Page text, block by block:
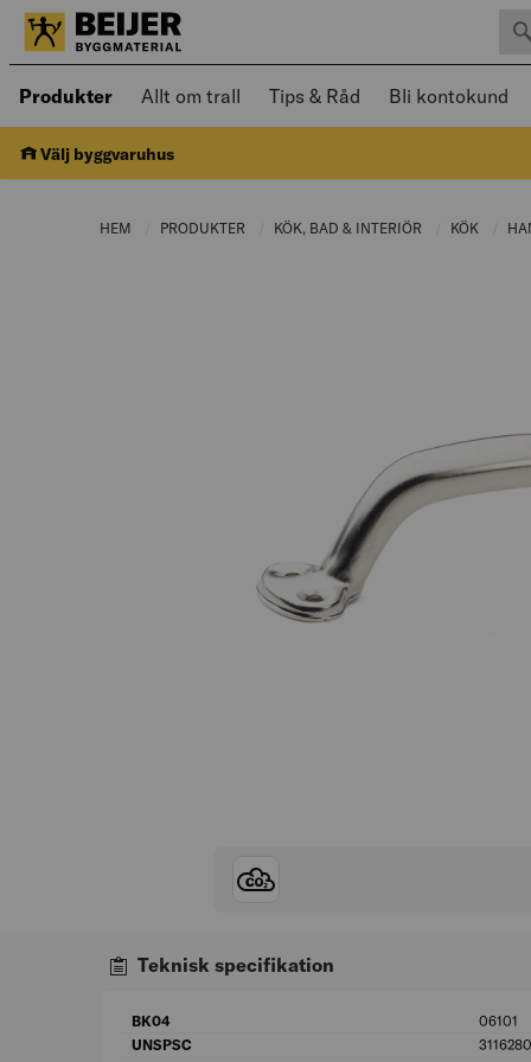
Produkter Öppnad meny kan navigeras med
Allt om trall Tips & Råd Bli kontokund
Välj byggvaruhus
HEM PRODUKTER CURRENT PAGE:
KÖK, BAD & INTERIÖR CURRENT
KÖK
Teknisk specifikation
BK04 06101
UNSPSC